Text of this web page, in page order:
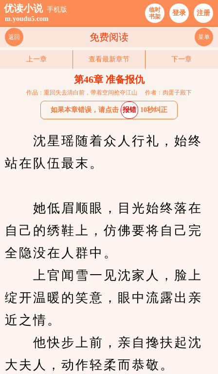
优读小说 手机版
m.youdu5.com
临时
书架
登录 注册
免费阅读
返回 菜单
上一章 查看最新章节 下一章
第46章 准备报仇
作品：重回失去清白前，带着空间抢夺江山 作者：肉蛋子殿下
如果本章错误，请点击 报错 10秒纠正
沈星瑶随着众人行礼，始终
站在队伍最末。
她低眉顺眼，目光始终落在
自己的绣鞋上，仿佛要将自己完
全隐没在人群中。
上官闻雪一见沈家人，脸上
绽开温暖的笑意，眼中流露出亲
近之情。
他快步上前，亲自搀扶起沈
大夫人，动作轻柔而恭敬。